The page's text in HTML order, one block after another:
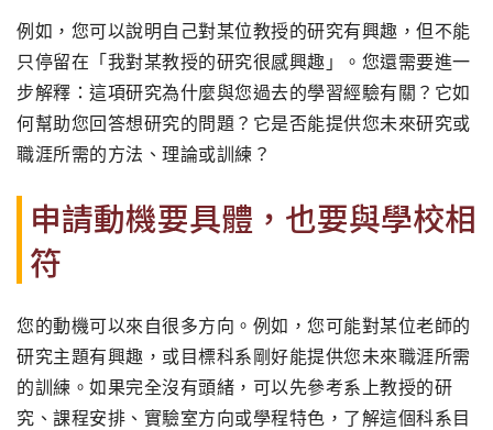
例如，您可以說明自己對某位教授的研究有興趣，但不能
只停留在「我對某教授的研究很感興趣」。您還需要進一
步解釋：這項研究為什麼與您過去的學習經驗有關？它如
何幫助您回答想研究的問題？它是否能提供您未來研究或
職涯所需的方法、理論或訓練？
申請動機要具體，也要與學校相
符
您的動機可以來自很多方向。例如，您可能對某位老師的
研究主題有興趣，或目標科系剛好能提供您未來職涯所需
的訓練。如果完全沒有頭緒，可以先參考系上教授的研
究、課程安排、實驗室方向或學程特色，了解這個科系目